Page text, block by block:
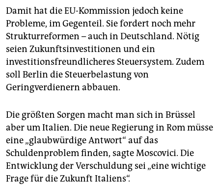
Damit hat die EU-Kommission jedoch keine
Probleme, im Gegenteil. Sie fordert noch mehr
Strukturreformen – auch in Deutschland. Nötig
seien Zukunftsinvestitionen und ein
investitionsfreundlicheres Steuersystem. Zudem
soll Berlin die Steuerbelastung von
Geringverdienern abbauen.
Die größten Sorgen macht man sich in Brüssel
aber um Italien. Die neue Regierung in Rom müsse
eine „glaubwürdige Antwort“ auf das
Schuldenproblem finden, sagte Moscovici. Die
Entwicklung der Verschuldung sei „eine wichtige
Frage für die Zukunft Italiens“.